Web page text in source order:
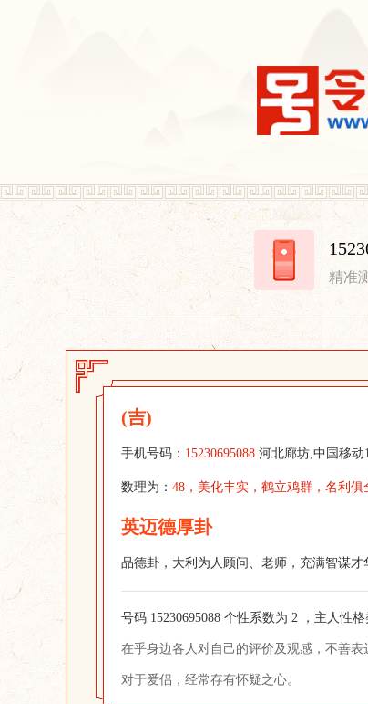
精准
(吉)
手机号码： 15230695088 河北廊坊,中国移动
数理为： 48，美化丰实，鹤立鸡群，名利俱
英迈德厚卦
品德卦，大利为人顾问、老师，充满智谋
号码 15230695088 个性系数为 2 ，主人性格
在乎身边各人对自己的评价及观感，不善
对于爱侣，经常存有怀疑之心。